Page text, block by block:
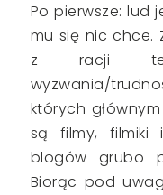
Po pierwsze: lud
mu się nic chce.
z racji
wyzwania/
których
są filmy, filmiki
blogów grubo
Biorąc pod